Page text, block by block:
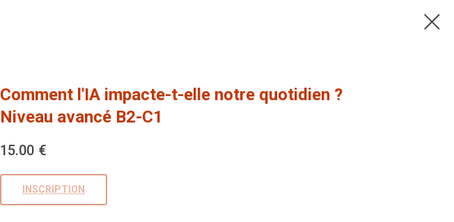
Comment l'IA impacte-t-elle notre quotidien ?
Niveau avancé B2-C1
15.00 €
INSCRIPTION